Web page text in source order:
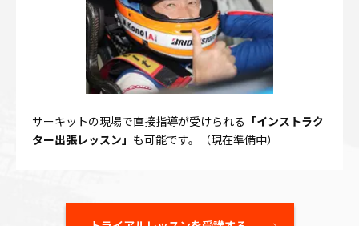
サーキットの現場で直接指導が受けられる 「インストラク
ター出張レッスン」 も可能です。（現在準備中）